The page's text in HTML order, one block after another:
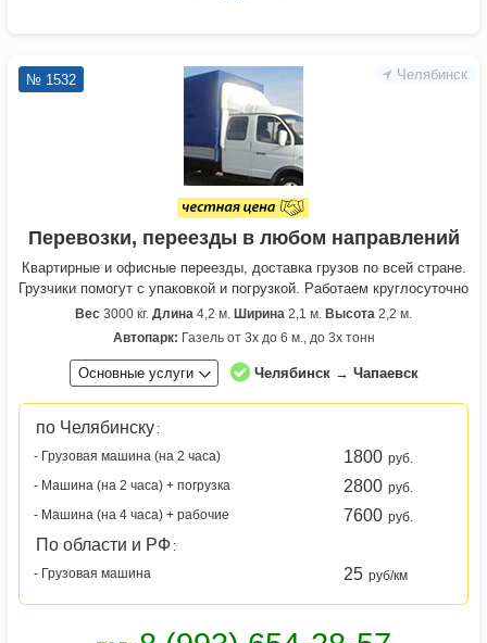
Челябинск
№ 1532
Перевозки, переезды в любом направлений
Квартирные и офисные переезды, доставка грузов по всей стране.
Грузчики помогут с упаковкой и погрузкой. Работаем круглосуточно
Вес 3000 кг. Длина 4,2 м. Ширина 2,1 м. Высота 2,2 м.
Автопарк: Газель от 3х до 6 м., до 3х тонн
Основные услуги Челябинск → Чапаевск
по Челябинску :
- Грузовая машина (на 2 часа)
1800 руб.
- Машина (на 2 часа) + погрузка
2800 руб.
- Машина (на 4 часа) + рабочие
7600 руб.
По области и РФ :
- Грузовая машина
25 руб/км